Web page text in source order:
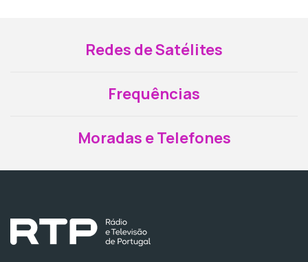
Redes de Satélites
Frequências
Moradas e Telefones